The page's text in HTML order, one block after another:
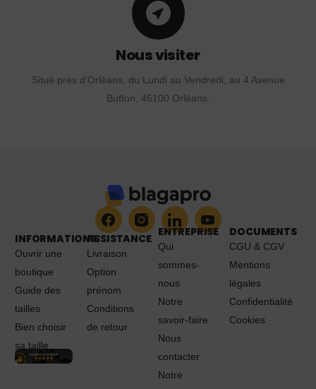
Nous visiter
Situé près d'Orléans, du Lundi au Vendredi, au 4 Avenue
Buffon, 45100 Orléans.
INFORMATIONS
Ouvrir une
boutique
Guide des
tailles
Bien choisir
sa taille
ASSISTANCE
Livraison
Option
prénom
Conditions
de retour
ENTREPRISE
Qui
sommes-
nous
Notre
savoir-faire
Nous
contacter
Notre
DOCUMENTS
CGU & CGV
Mentions
légales
Confidentialité
Cookies